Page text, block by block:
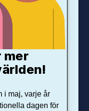
mer
i maj, varje år
dagen för